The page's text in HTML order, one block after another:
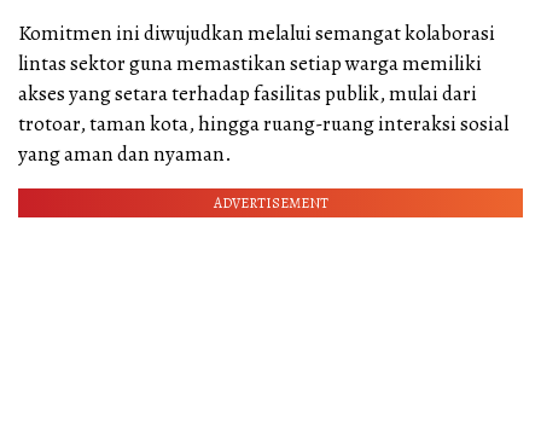
Komitmen ini diwujudkan melalui semangat kolaborasi
lintas sektor guna memastikan setiap warga memiliki
akses yang setara terhadap fasilitas publik, mulai dari
trotoar, taman kota, hingga ruang-ruang interaksi sosial
yang aman dan nyaman.
ADVERTISEMENT